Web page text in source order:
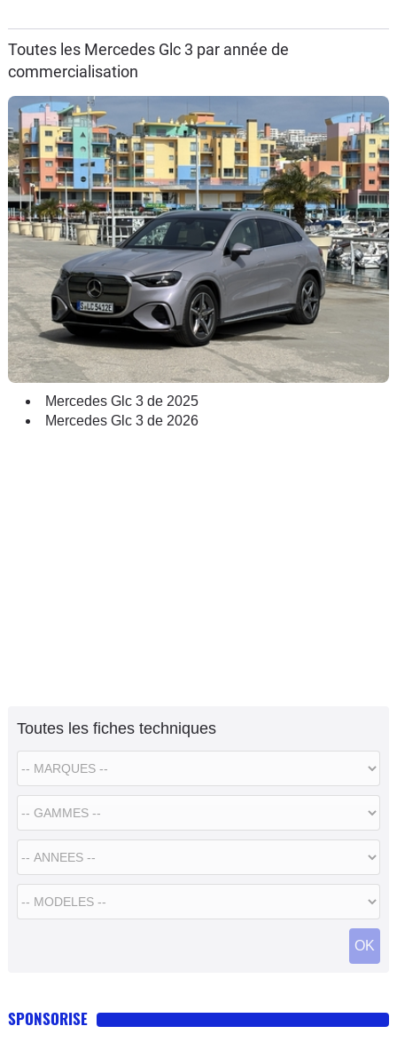
Moto
Marques
Toutes les Mercedes Glc 3 par année de
commercialisation
Mercedes Glc 3 de 2025
Mercedes Glc 3 de 2026
Toutes les fiches techniques
SPONSORISE